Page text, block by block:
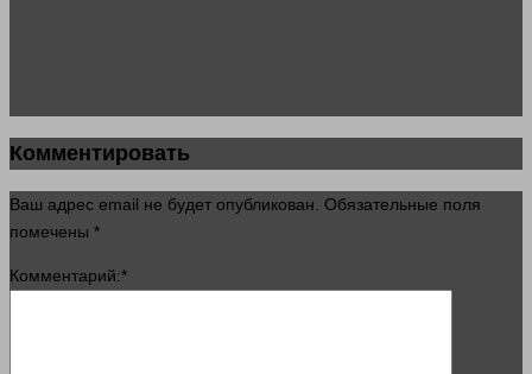
Комментировать
Ваш адрес email не будет опубликован. Обязательные поля
помечены *
Комментарий:*